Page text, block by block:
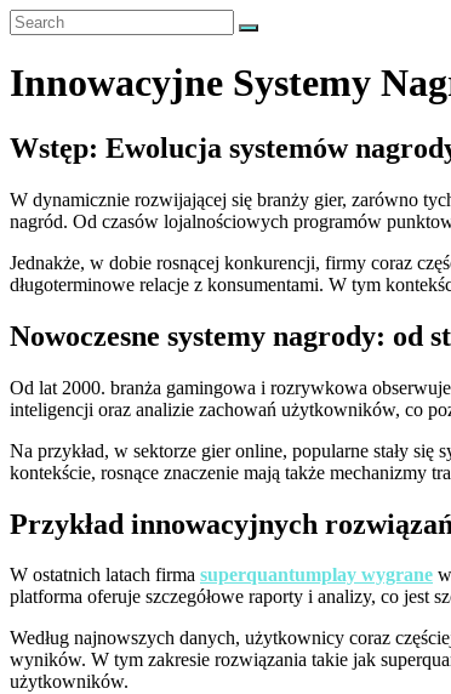
Skip
to
NLP,
and
Therapy
to
effect
immediate
change
Innowacyjne Systemy
Wstęp: Ewolucja systemów
W dynamicznie rozwijającej się branży gier, zarówno
nagród. Od czasów lojalnościowych programów
Jednakże, w dobie rosnącej konkurencji, firmy coraz
długoterminowe relacje z konsumentami. W tym
Nowoczesne systemy nagrody: od
Od lat 2000. branża gamingowa i rozrywkowa
inteligencji oraz analizie zachowań użytkowników, co
Na przykład, w sektorze gier online, popularne stały
kontekście, rosnące znaczenie mają także mechanizmy
Przykład innowacyjnych
W ostatnich latach firma superquantumplay wygrane
platforma oferuje szczegółowe raporty i analizy, co jest
Według najnowszych danych, użytkownicy coraz
wyników. W tym zakresie rozwiązania takie jak
użytkowników.